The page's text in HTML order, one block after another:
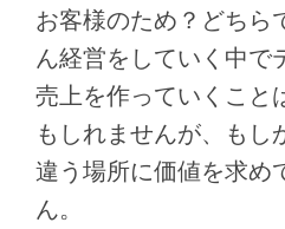
お客様のため？どちら
ん経営をしていく中で
売上を作っていくこと
もしれませんが、もし
違う場所に価値を求め
ん。